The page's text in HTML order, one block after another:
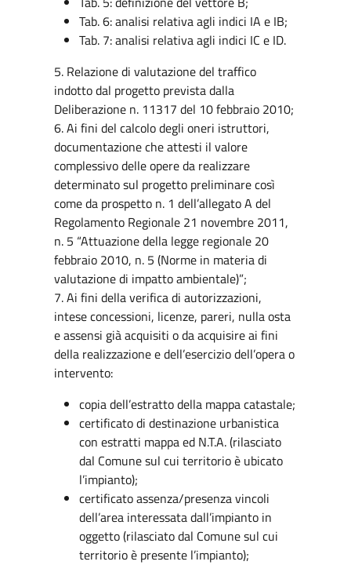
Tab. 6: analisi relativa agli indici IA e IB;
Tab. 7: analisi relativa agli indici IC e ID.
5. Relazione di valutazione del traffico
indotto dal progetto prevista dalla
Deliberazione n. 11317 del 10 febbraio 2010;
6. Ai fini del calcolo degli oneri istruttori,
documentazione che attesti il valore
complessivo delle opere da realizzare
determinato sul progetto preliminare così
come da prospetto n. 1 dell’allegato A del
Regolamento Regionale 21 novembre 2011,
n. 5 “Attuazione della legge regionale 20
febbraio 2010, n. 5 (Norme in materia di
valutazione di impatto ambientale)”;
7. Ai fini della verifica di autorizzazioni,
intese concessioni, licenze, pareri, nulla osta
e assensi già acquisiti o da acquisire ai fini
della realizzazione e dell’esercizio dell’opera o
intervento:
copia dell’estratto della mappa catastale;
certificato di destinazione urbanistica
con estratti mappa ed N.T.A. (rilasciato
dal Comune sul cui territorio è ubicato
l’impianto);
certificato assenza/presenza vincoli
dell’area interessata dall’impianto in
oggetto (rilasciato dal Comune sul cui
territorio è presente l’impianto);